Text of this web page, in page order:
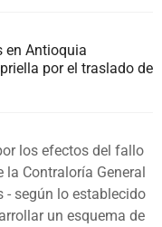
en Antioquia
por el traslado de
los efectos del fallo
Contraloría General
- según lo establecido
un esquema de